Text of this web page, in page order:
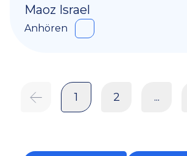
Maoz Israel
Anhören
1 2 ...